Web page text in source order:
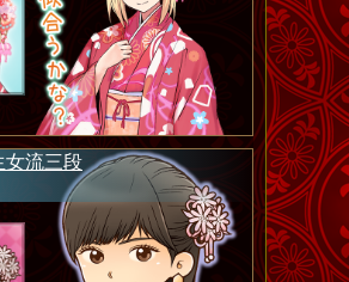
女流三段